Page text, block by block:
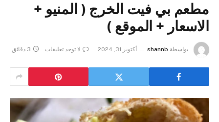
مطعم بي فيت الخرج ( المنيو +
الاسعار + الموقع )
بواسطة shannb أكتوبر 31, 2024 لا توجد تعليقات 3 دقائق